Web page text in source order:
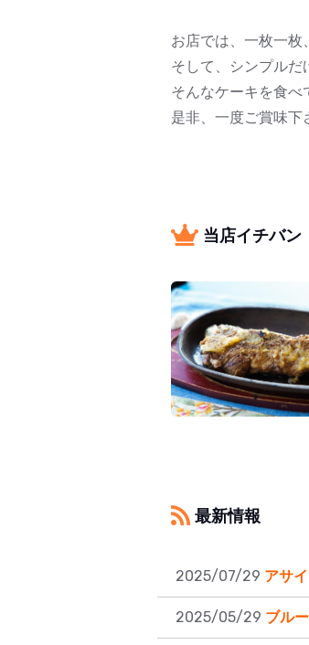
お店では、一枚一枚
そして、シンプルだ
そんなケーキを食べ
是非、一度ご賞味下
当店イチバン
最新情報
2025/07/29 アサ
2025/05/29 ブル